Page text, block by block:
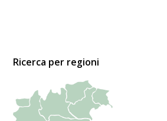
Ricerca per regioni